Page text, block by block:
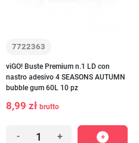
7722363
viGO! Buste Premium n.1 LD con
nastro adesivo 4 SEASONS AUTUMN
bubble gum 60L 10 pz
8,99 zł brutto
- +